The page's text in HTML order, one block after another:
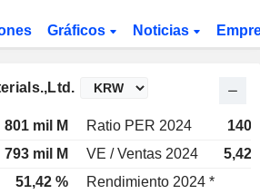
Gráficos Noticias
801 mil M Ratio PER 2024
140x
793 mil M VE / Ventas 2024
5,42x
51,42 % Rendimiento 2024 *